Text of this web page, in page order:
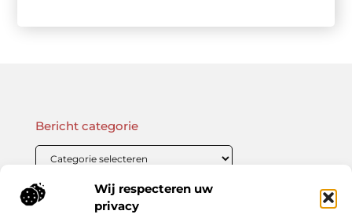
Wij respecteren uw
privacy
Onze informatie
Bericht categorie